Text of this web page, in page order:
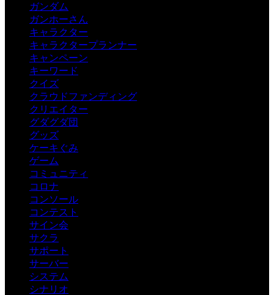
ガンダム
ガンホーさん
キャラクター
キャラクタープランナー
キャンペーン
キーワード
クイズ
クラウドファンディング
クリエイター
グダグダ団
グッズ
ケーキぐみ
ゲーム
コミュニティ
コロナ
コンソール
コンテスト
サイン会
サクラ
サポート
サーバー
システム
シナリオ